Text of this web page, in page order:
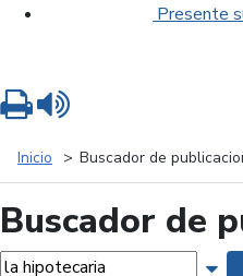
Presente
Inicio Buscador de
Buscador de
Imprimir